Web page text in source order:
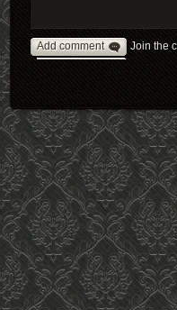
Add comment Join the